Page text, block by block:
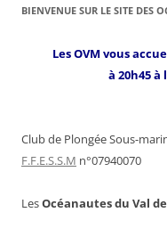
BIENVENUE SUR LE SITE DES
Les OVM vous
à 20h45
Club de Plongée Sous-
F.F.E.S.S.M n°07940070
LesOcéanautes du Val